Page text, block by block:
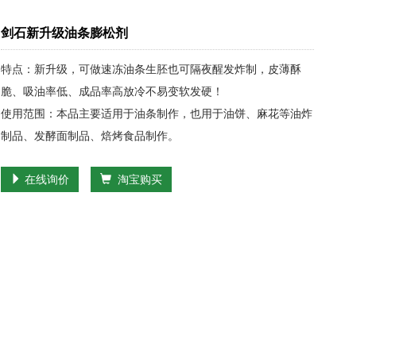
剑石新升级油条膨松剂
特点：新升级，可做速冻油条生胚也可隔夜醒发炸制，皮薄酥
脆、吸油率低、成品率高放冷不易变软发硬！
使用范围：本品主要适用于油条制作，也用于油饼、麻花等油炸
制品、发酵面制品、焙烤食品制作。
在线询价 淘宝购买